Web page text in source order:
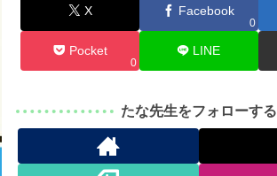
X Facebook
0
Pocket
0
LINE
たな先生をフォローする